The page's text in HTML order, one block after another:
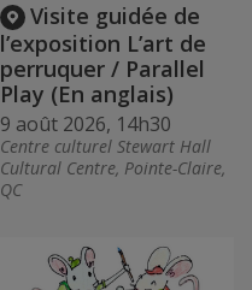
Visite guidée de
l’exposition L’art de
perruquer / Parallel
Play (En anglais)
9 août 2026, 14h30
Centre culturel Stewart Hall
Cultural Centre, Pointe-Claire,
QC